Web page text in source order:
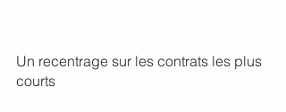
Un recentrage sur les contrats les plus
courts